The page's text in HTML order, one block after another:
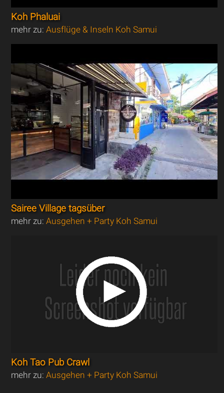
Koh Phaluai
mehr zu:Ausflüge & Inseln Koh Samui
Sairee Village tagsüber
mehr zu:Ausgehen + Party Koh Samui
Koh Tao Pub Crawl
mehr zu:Ausgehen + Party Koh Samui